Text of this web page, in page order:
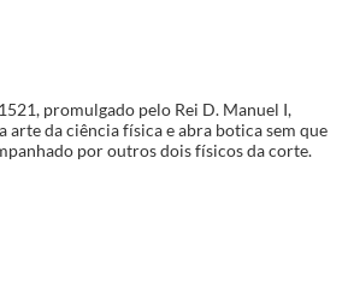
promulgado pelo Rei D. Manuel I,
da ciência física e abra botica sem que
por outros dois físicos da corte.